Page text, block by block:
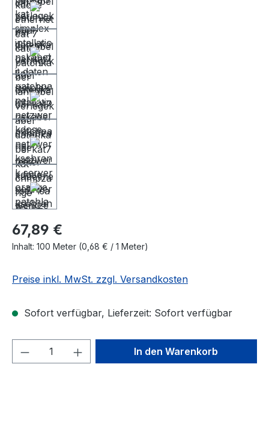
67,89 €
Inhalt: 100 Meter (0,68 € / 1 Meter)
Preise inkl. MwSt. zzgl. Versandkosten
Sofort verfügbar, Lieferzeit: Sofort verfügbar
Produkt Anzahl: Gib denIn den Warenkorb